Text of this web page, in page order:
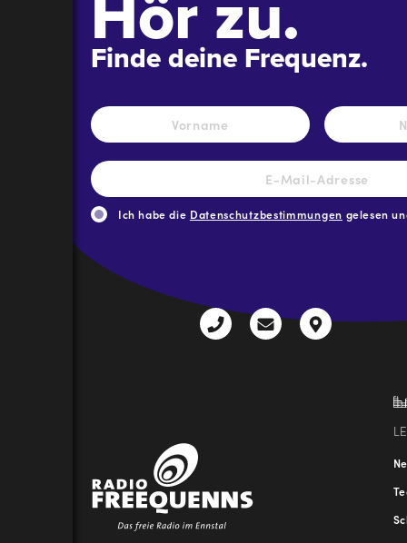
Hör zu.
Finde deine Frequenz.
Name *
Vorname
E-
Mail-
Adresse *
Ich habe die Datenschutzbestimmungen gelesen
+43